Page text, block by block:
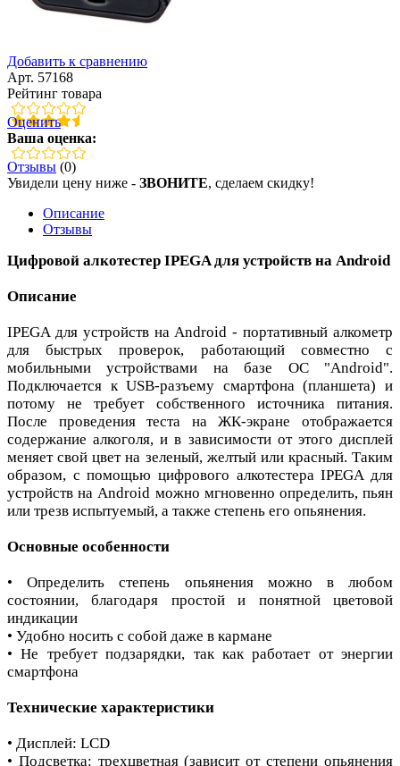
Добавить к сравнению
Арт. 57168
Рейтинг товара
Оценить
Ваша оценка:
Отзывы (0)
Увидели цену ниже - ЗВОНИТЕ, сделаем скидку!
Описание
Отзывы
Цифровой алкотестер IPEGA для устройств на Android
Описание
IPEGA для устройств на Android - портативный алкометр
для быстрых проверок, работающий совместно с
мобильными устройствами на базе ОС "Android".
Подключается к USB-разъему смартфона (планшета) и
потому не требует собственного источника питания.
После проведения теста на ЖК-экране отображается
содержание алкоголя, и в зависимости от этого дисплей
меняет свой цвет на зеленый, желтый или красный. Таким
образом, с помощью цифрового алкотестера IPEGA для
устройств на Android можно мгновенно определить, пьян
или трезв испытуемый, а также степень его опьянения.
Основные особенности
• Определить степень опьянения можно в любом
состоянии, благодаря простой и понятной цветовой
индикации
• Удобно носить с собой даже в кармане
• Не требует подзарядки, так как работает от энергии
смартфона
Технические характеристики
• Дисплей: LCD
• Подсветка: трехцветная (зависит от степени опьянения